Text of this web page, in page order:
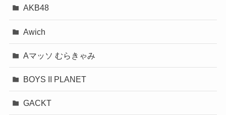
AKB48
Awich
Aマッソ むらきゃみ
BOYS II PLANET
GACKT